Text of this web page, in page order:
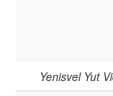
Yenisvel Yut